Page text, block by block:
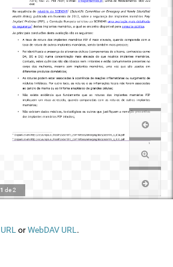
1 de2
URL orWebDAV URL .